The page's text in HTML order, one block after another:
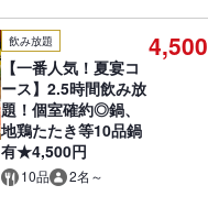
飲み放題
【一番人気！夏宴コ
ース】2.5時間飲み放
題！個室確約◎鍋、
地鶏たたき等10品鍋
有★4,500円
10品 2名～
4,500